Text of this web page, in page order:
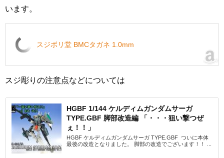
います。
スジボリ堂 BMCタガネ 1.0mm
スジ彫りの注意点などについては
HGBF 1/144 ケルディムガンダムサーガ
TYPE.GBF 脚部改造編 「・・・狙い撃つぜ
ぇ！！」
HGBF ケルディムガンダムサーガ TYPE.GBF ついに本体
最後の改造となりました。 脚部の改造でございます！！ ...